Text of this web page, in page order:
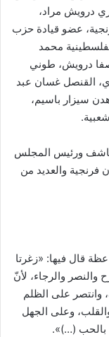
درويش مراد،
عضو قيادة حزب
محمد
درويش، طوني
القنصل غسان عبد
سيزار باسيم،
ورئيس المجلس
فرنجية والعديد من
قال فيها: «زغرتا
والنصر والرجاء، لأنّ
وانتصر على الظلم
وعلى الجهل
بالحب (…)».